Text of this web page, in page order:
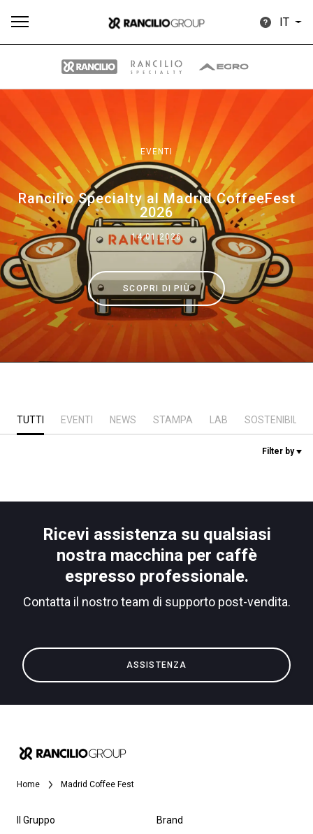
IT
EVENTI
Rancilio Specialty al Madrid CoffeeFest
2026
14.01.2026
SCOPRI DI PIÙ
TUTTI EVENTI NEWS STAMPA LAB SOSTENIBILITÀ
Filter by
Ricevi assistenza su qualsiasi
nostra macchina per caffè
espresso professionale.
Contatta il nostro team di supporto post-vendita.
ASSISTENZA
Home Madrid Coffee Fest
Il Gruppo
Brand
Tutti
Prodotti
Download
Altro
Tutti Prodotti Download
Brand
Il gruppo
News
I nostri Lab
Connect
Contattaci